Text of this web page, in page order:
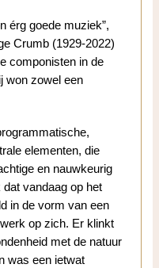
érg goede muziek”,
Crumb (1929-2022)
componisten in de
won zowel een
elementen, die
en nauwkeurig
vandaag op het
in de vorm van een
op zich. Er klinkt
met de natuur
was een ietwat